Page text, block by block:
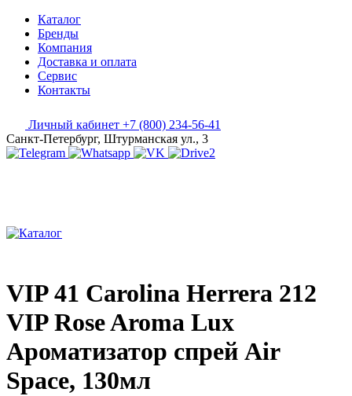
Каталог
Бренды
Компания
Доставка и оплата
Сервис
Контакты
Личный кабинет +7 (800) 234-56-41
Санкт-Петербург, Штурманская ул., 3
VIP 41 Carolina Herrera 212
VIP Rose Aroma Lux
Ароматизатор спрей Air
Space, 130мл